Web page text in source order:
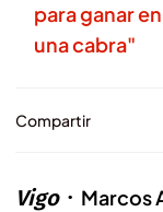
para ganar
una cabra"
Compartir
Vigo Marcos